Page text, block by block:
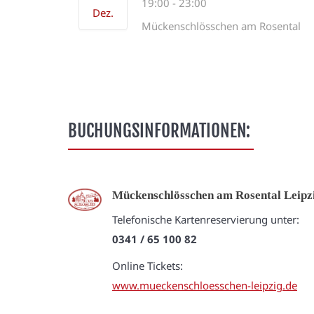
Dez.
19:00 - 23:00
Mückenschlösschen am Rosental
BUCHUNGSINFORMATIONEN:
Mückenschlösschen am Rosental
Telefonische Kartenreservierung unter:
0341 / 65 100 82
Online Tickets:
www.mueckenschloesschen-leipzig.de